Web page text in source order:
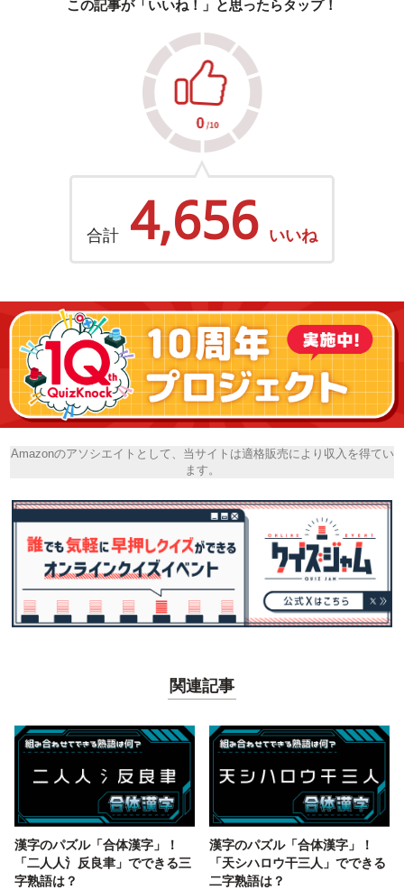
この記事が「いいね！」と思ったらタップ！
合計 4,656 いいね
Amazonのアソシエイトとして、当サイトは適格販売により収入を得てい
ます。
関連記事
漢字のパズル「合体漢字」！
「二人人氵反良聿」でできる三
字熟語は？
漢字のパズル「合体漢字」！
「天シハロウ干三人」でできる
二字熟語は？